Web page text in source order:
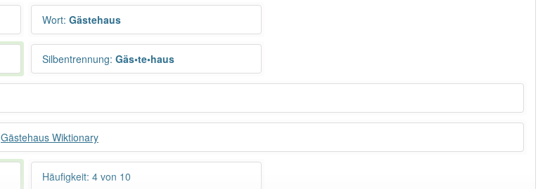
Wort: Gästehaus
Silbentrennung: Gäs•te•haus
Gästehaus Wiktionary
Häufigkeit: 4 von 10